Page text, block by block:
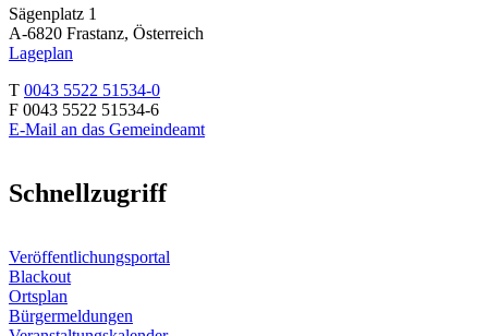
Sägenplatz 1
A-6820 Frastanz, Österreich
Lageplan
T 0043 5522 51534-0
F 0043 5522 51534-6
E-Mail an das Gemeindeamt
Schnellzugriff
Veröffentlichungsportal
Blackout
Ortsplan
Bürgermeldungen